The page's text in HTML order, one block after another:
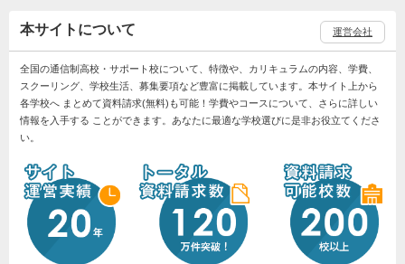
本サイトについて 運営会社
全国の通信制高校・サポート校について、特徴や、カリキュラムの内容、学費、
スクーリング、学校生活、募集要項など豊富に掲載しています。本サイト上から
各学校へ まとめて資料請求(無料)も可能！学費やコースについて、さらに詳しい
情報を入手する ことができます。あなたに最適な学校選びに是非お役立てくださ
い。